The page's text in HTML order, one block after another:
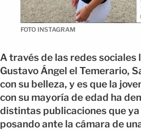
FOTO INSTAGRAM
A través de las redes sociales
Gustavo Ángel el Temerario,
con su belleza, y es que la
con su mayoría de edad ha
distintas publicaciones que ya
posando ante la cámara de